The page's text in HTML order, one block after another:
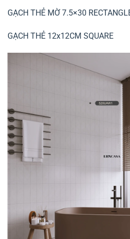
GẠCH THẺ MỜ 7.5×30
GẠCH THẺ 12x12CM SQUARE